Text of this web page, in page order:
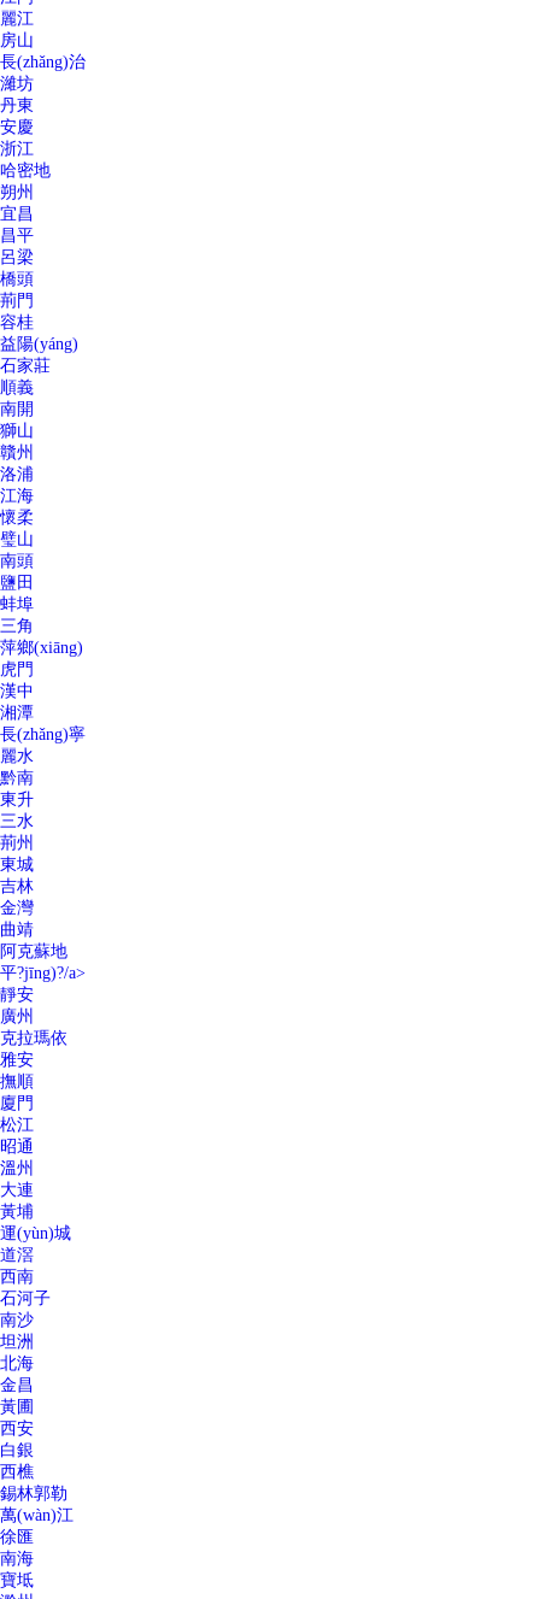
麗江
房山
長(zhǎng)治
濰坊
丹東
安慶
浙江
哈密地
朔州
宜昌
昌平
呂梁
橋頭
荊門
容桂
益陽(yáng)
石家莊
順義
南開
獅山
贛州
洛浦
江海
懷柔
璧山
南頭
鹽田
蚌埠
三角
萍鄉(xiāng)
虎門
漢中
湘潭
長(zhǎng)寧
麗水
黔南
東升
三水
荊州
東城
吉林
金灣
曲靖
阿克蘇地
平?jīng)?/a>
靜安
廣州
克拉瑪依
雅安
撫順
廈門
松江
昭通
溫州
大連
黃埔
運(yùn)城
道滘
西南
石河子
南沙
坦洲
北海
金昌
黃圃
西安
白銀
西樵
錫林郭勒
萬(wàn)江
徐匯
南海
寶坻